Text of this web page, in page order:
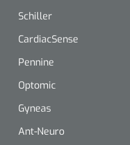
Toiletverhogers
Transferhulpmiddelen
Glijzeilen
Draaischijven
Schiller
CardiacSense
Pennine
Optomic
Gyneas
Ant-Neuro